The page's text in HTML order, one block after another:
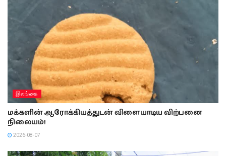
இலங்கை
மக்களின் ஆரோக்கியத்துடன் விளையாடிய விற்பனை
நிலையம்!
2026-08-07